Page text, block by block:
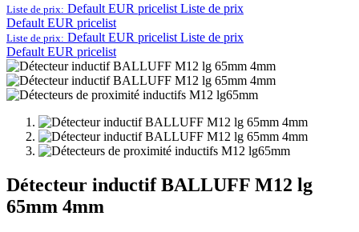
Liste de prix: Default EUR pricelist Liste de prix
Default EUR pricelist
Liste de prix: Default EUR pricelist Liste de prix
Default EUR pricelist
Détecteur inductif BALLUFF M12 lg
65mm 4mm